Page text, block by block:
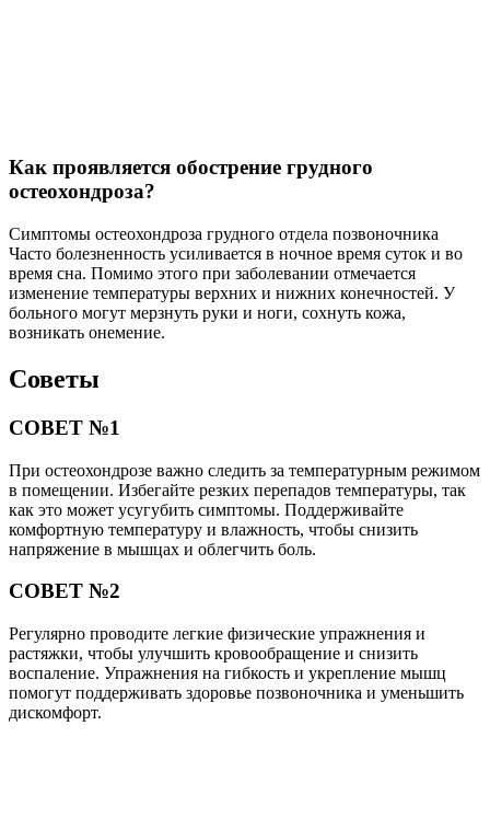
Как проявляется обострение грудного
остеохондроза?
Симптомы остеохондроза грудного отдела позвоночника
Часто болезненность усиливается в ночное время суток и во
время сна. Помимо этого при заболевании отмечается
изменение температуры верхних и нижних конечностей. У
больного могут мерзнуть руки и ноги, сохнуть кожа,
возникать онемение.
Советы
СОВЕТ №1
При остеохондрозе важно следить за температурным режимом
в помещении. Избегайте резких перепадов температуры, так
как это может усугубить симптомы. Поддерживайте
комфортную температуру и влажность, чтобы снизить
напряжение в мышцах и облегчить боль.
СОВЕТ №2
Регулярно проводите легкие физические упражнения и
растяжки, чтобы улучшить кровообращение и снизить
воспаление. Упражнения на гибкость и укрепление мышц
помогут поддерживать здоровье позвоночника и уменьшить
дискомфорт.